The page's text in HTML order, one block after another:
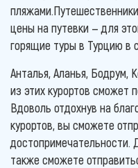
цены на путевки — для
горящие туры в Турцию в
Анталья, Аланья, Бодрум,
из этих курортов сможет
Вдоволь отдохнув на
курортов, вы сможете
достопримечательности.
также сможете